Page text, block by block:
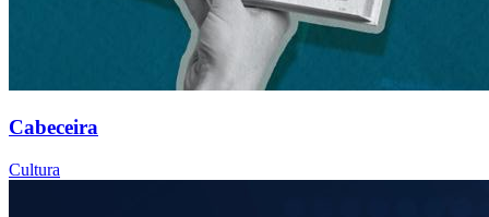
Cabeceira
Cultura